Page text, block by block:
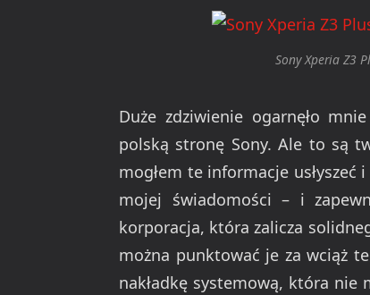
Sony Xperia Z3
Duże zdziwienie ogarnęło
polską stronę Sony. Ale to są
mogłem te informacje usłyszeć
mojej świadomości – i
korporacja, która zalicza
można punktować je za wciąż
nakładkę systemową, która